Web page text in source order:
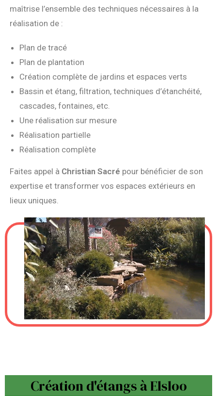
maîtrise l’ensemble des techniques nécessaires à la
réalisation de :
Plan de tracé
Plan de plantation
Création complète de jardins et espaces verts
Bassin et étang, filtration, techniques d’étanchéité,
cascades, fontaines, etc.
Une réalisation sur mesure
Réalisation partielle
Réalisation complète
Faites appel à Christian Sacré pour bénéficier de son
expertise et transformer vos espaces extérieurs en
lieux uniques.
Création d'étangs à Elsloo